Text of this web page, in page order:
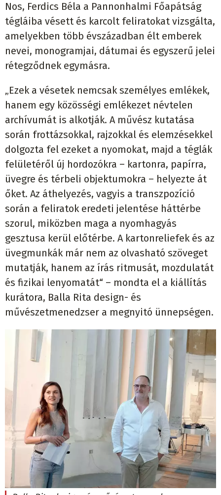
Nos, Ferdics Béla a Pannonhalmi Főapátság
tégláiba vésett és karcolt feliratokat vizsgálta,
amelyekben több évszázadban élt emberek
nevei, monogramjai, dátumai és egyszerű jelei
rétegződnek egymásra.
„Ezek a vésetek nemcsak személyes emlékek,
hanem egy közösségi emlékezet névtelen
archívumát is alkotják. A művész kutatása
során frottázsokkal, rajzokkal és elemzésekkel
dolgozta fel ezeket a nyomokat, majd a téglák
felületéről új hordozókra – kartonra, papírra,
üvegre és térbeli objektumokra – helyezte át
őket. Az áthelyezés, vagyis a transzpozíció
során a feliratok eredeti jelentése háttérbe
szorul, miközben maga a nyomhagyás
gesztusa kerül előtérbe. A kartonreliefek és az
üvegmunkák már nem az olvasható szöveget
mutatják, hanem az írás ritmusát, mozdulatát
és fizikai lenyomatát“ – mondta el a kiállítás
kurátora, Balla Rita design- és
művészetmenedzser a megnyitó ünnepségen.